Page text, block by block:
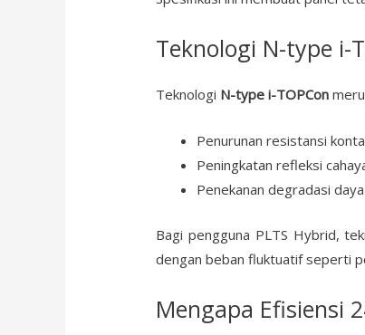
Teknologi N-type i-
Teknologi N-type i-TOPCon
Penurunan resistansi
Peningkatan refleksi
Penekanan degradasi
Bagi pengguna PLTS Hybrid,
dengan beban fluktuatif seperti
Mengapa Efisiensi